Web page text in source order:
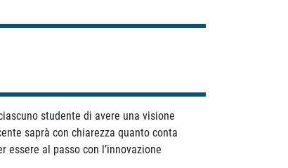
studente di avere una visione
saprà con chiarezza quanto conta
al passo con l’innovazione